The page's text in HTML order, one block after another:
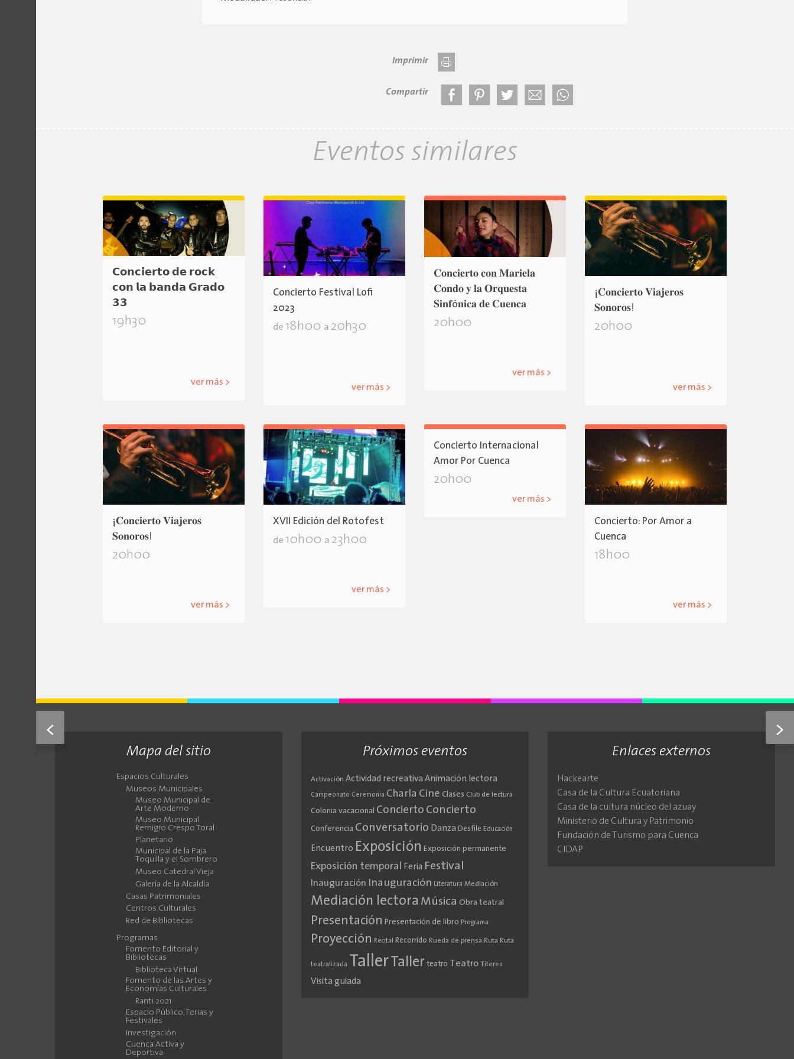
Imprimir
Compartir
< >
Eventos similares
𝗖𝗼𝗻𝗰𝗶𝗲𝗿𝘁𝗼 𝗱𝗲 𝗿𝗼𝗰𝗸
𝗰𝗼𝗻 𝗹𝗮 𝗯𝗮𝗻𝗱𝗮 𝗚𝗿𝗮𝗱𝗼
𝟯𝟯
19h30
ver más >
Concierto Festival Lofi
2023
de 18h00 a 20h30
ver más >
𝐂𝐨𝐧𝐜𝐢𝐞𝐫𝐭𝐨 𝐜𝐨𝐧 𝐌𝐚𝐫𝐢𝐞𝐥𝐚
𝐂𝐨𝐧𝐝𝐨 𝐲 𝐥𝐚 𝐎𝐫𝐪𝐮𝐞𝐬𝐭𝐚
𝐒𝐢𝐧𝐟ó𝐧𝐢𝐜𝐚 𝐝𝐞 𝐂𝐮𝐞𝐧𝐜𝐚
20h00
ver más >
¡𝐂𝐨𝐧𝐜𝐢𝐞𝐫𝐭𝐨 𝐕𝐢𝐚𝐣𝐞𝐫𝐨𝐬
𝐒𝐨𝐧𝐨𝐫𝐨𝐬!
20h00
ver más >
¡𝐂𝐨𝐧𝐜𝐢𝐞𝐫𝐭𝐨 𝐕𝐢𝐚𝐣𝐞𝐫𝐨𝐬
𝐒𝐨𝐧𝐨𝐫𝐨𝐬!
20h00
ver más >
XVII Edición del Rotofest
de 10h00 a 23h00
ver más >
Concierto Internacional
Amor Por Cuenca
20h00
ver más >
Concierto: Por Amor a
Cuenca
18h00
ver más >
Mapa del sitio
Espacios Culturales
Museos Municipales
Museo Municipal de
Arte Moderno
Museo Municipal
Remigio Crespo Toral
Planetario
Municipal de la Paja
Toquilla y el Sombrero
Museo Catedral Vieja
Galería de la Alcaldía
Casas Patrimoniales
Centros Culturales
Red de Bibliotecas
Programas
Fomento Editorial y
Bibliotecas
Biblioteca Virtual
Fomento de las Artes y
Economías Culturales
Ranti 2021
Espacio Público, Ferias y
Festivales
Investigación
Cuenca Activa y
Deportiva
Próximos eventos
Activación Actividad recreativa Animación lectora
Campeonato Ceremonia Charla Cine Clases Club de lectura
Colonia vacacional Concierto Concierto
Conferencia Conversatorio Danza Desfile Educación
Encuentro Exposición Exposición permanente
Exposición temporal Feria Festival
Inauguración Inauguración Literatura Mediación
Mediación lectora Música Obra teatral
Presentación Presentación de libro Programa
Proyección Recital Recorrido Rueda de prensa Ruta Ruta
teatralizada Taller Taller teatro Teatro Títeres
Visita guiada
Enlaces externos
Hackearte
Casa de la Cultura Ecuatoriana
Casa de la cultura núcleo del azuay
Ministerio de Cultura y Patrimonio
Fundación de Turismo para Cuenca
CIDAP